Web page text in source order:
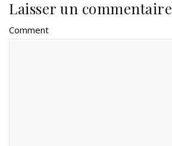
Laisser un commentaire
Comment